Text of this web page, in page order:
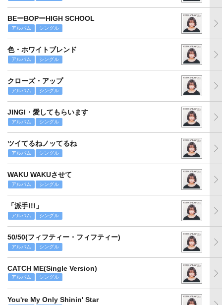
BEーBOPーHIGH SCHOOL
アルバム シングル
色・ホワイトブレンド
アルバム シングル
クローズ・アップ
アルバム シングル
JINGI・愛してもらいます
アルバム シングル
ツイてるねノッてるね
アルバム シングル
WAKU WAKUさせて
アルバム シングル
「派手!!!」
アルバム シングル
50/50(フィフティー・フィフティー)
アルバム シングル
CATCH ME(Single Version)
アルバム シングル
You're My Only Shinin' Star